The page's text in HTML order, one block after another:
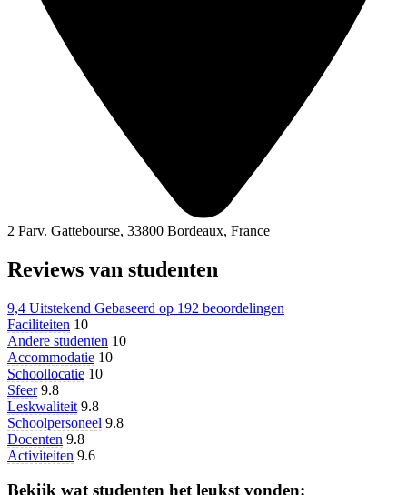
2 Parv. Gattebourse, 33800 Bordeaux, France
Reviews van studenten
9,4 Uitstekend Gebaseerd op 192 beoordelingen
Faciliteiten 10
Andere studenten 10
Accommodatie 10
Schoollocatie 10
Sfeer 9.8
Leskwaliteit 9.8
Schoolpersoneel 9.8
Docenten 9.8
Activiteiten 9.6
Bekijk wat studenten het leukst vonden: